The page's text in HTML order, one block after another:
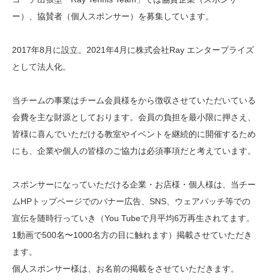
ー）、協賛者（個人スポンサー）を募集しています。
2017年8月に設立。2021年4月に株式会社Ray エンタープライズ
として法人化。
当チームの事業はチーム会員様をから徴収させていただいている
会費を主な財源としております。会員の負担を最小限に押さえ、
皆様に喜んでいただける教室やイベントを継続的に開催するため
にも、企業や個人の皆様のご協力は必須事項だと考えています。
スポンサーになっていただける企業・お店様・個人様は、当チー
ムHPトップページでのバナー広告、SNS、ウェアパッチ等での
宣伝を随時行っていき（You Tubeで月平均6万再生されてます。
1動画で500名〜1000名方の目に触れます）掲載させていただき
ます。
個人スポンサー様は、お名前の掲載をさせていただきます。